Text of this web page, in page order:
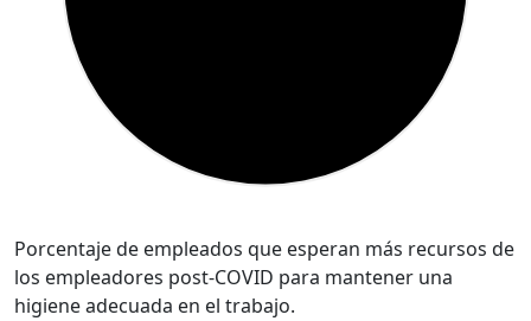
Porcentaje de empleados que esperan más recursos de
los empleadores post-COVID para mantener una
higiene adecuada en el trabajo.